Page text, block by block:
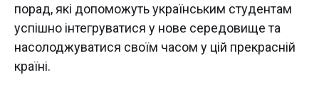
порад, які допоможуть українським студентам
успішно інтегруватися у нове середовище та
насолоджуватися своїм часом у цій прекрасній
країні.